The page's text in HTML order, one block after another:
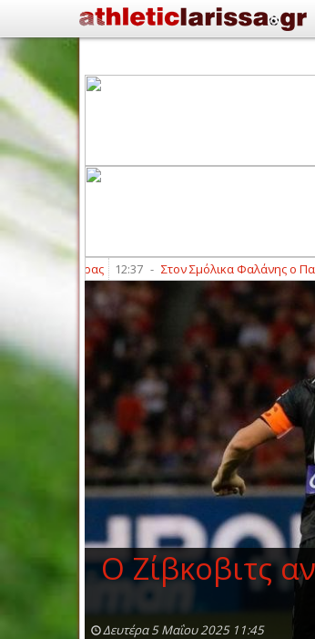
12:37 Στον Σμόλικα Φαλάνης ο
Ο Ζίβκοβιτς
Δευτέρα 5 Μαΐου 2025 11:45